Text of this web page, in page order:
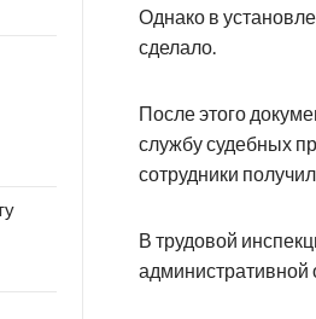
Однако в
сделало.
После этого
службу судебных
сотрудники
В трудовой
административной